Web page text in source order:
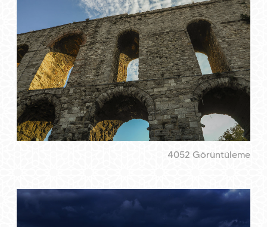
4052 Görüntüleme